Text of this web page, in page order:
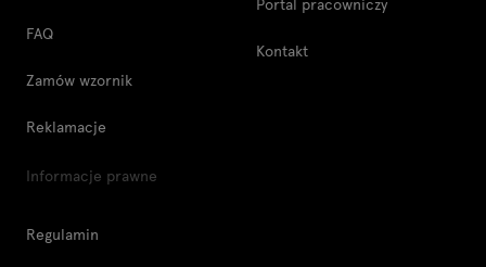
FAQ
Zamów wzornik
Reklamacje
Kontakt
Informacje prawne
Regulamin